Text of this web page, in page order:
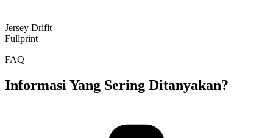
Jersey Drifit
Fullprint
FAQ
Informasi Yang Sering Ditanyakan?